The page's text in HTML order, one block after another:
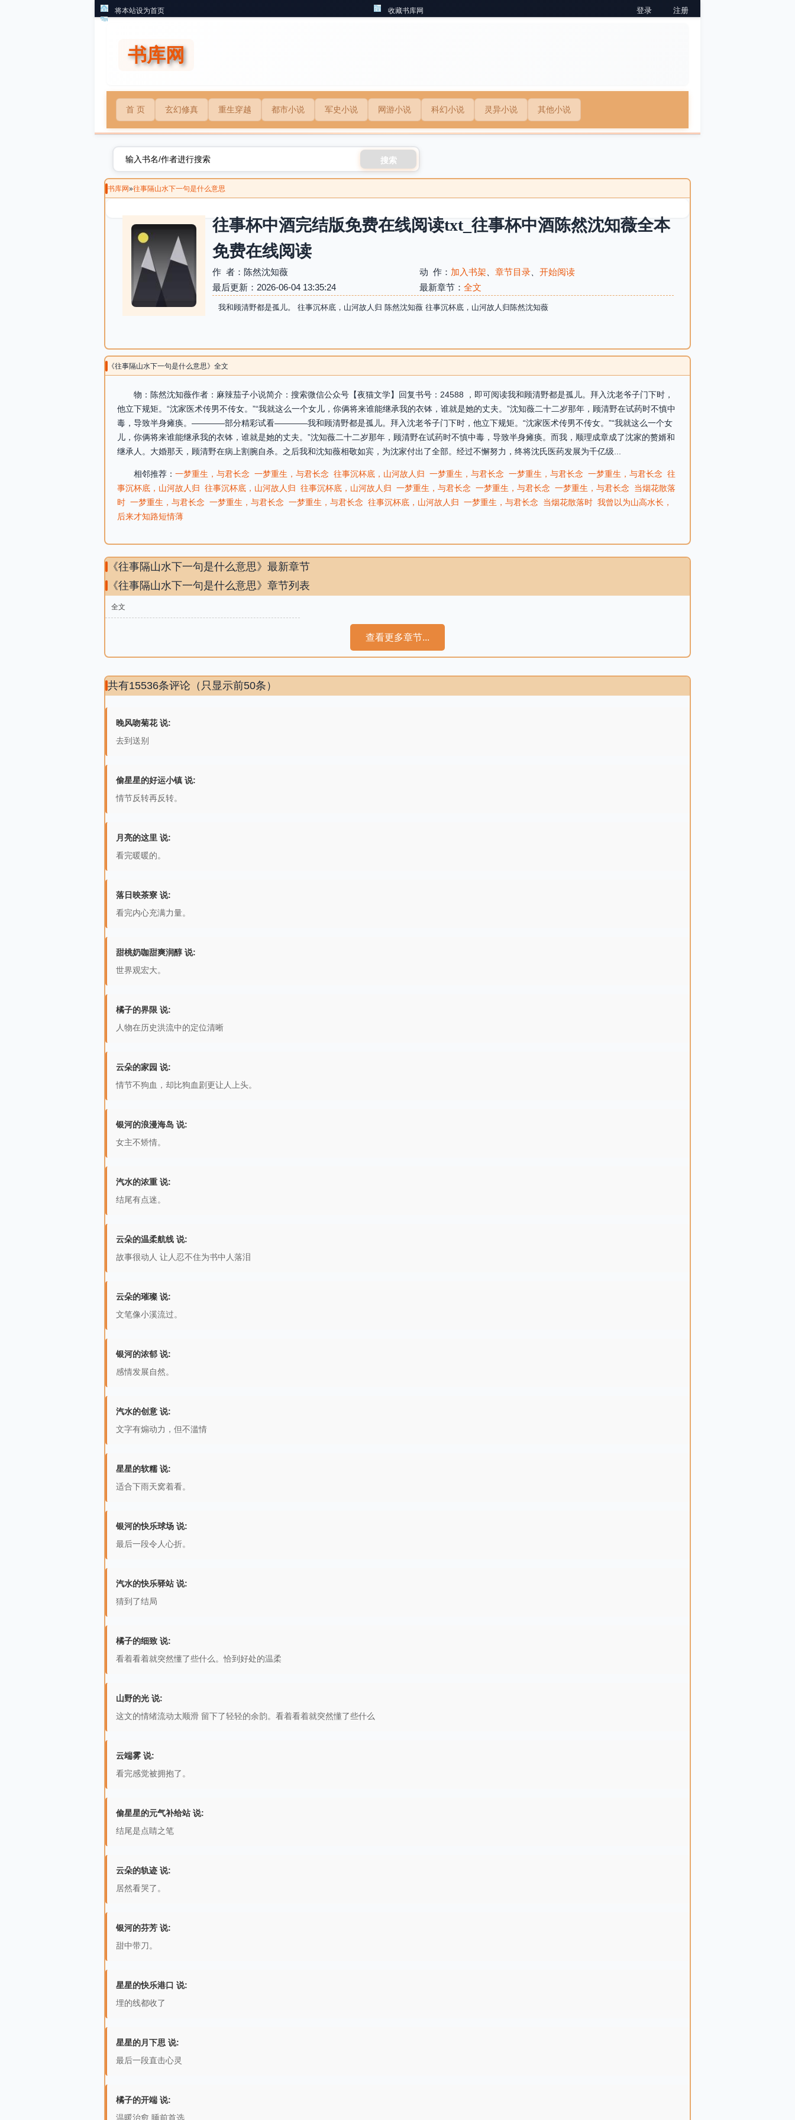
将本站设为首页 收藏书库网 登录 注册
书库网
首 页 玄幻修真 重生穿越 都市小说 军史小说 网游小说 科幻小说 灵异小说 其他小说
搜索
书库网»往事隔山水下一句是什么意思
往事杯中酒完结版免费在线阅读txt_往事杯中酒陈然沈知薇全本
免费在线阅读
作 者：陈然沈知薇 动 作： 加入书架 章节目录
开始阅读
最后更新：2026-06-04 13:35:24
最新章节： 全文
我和顾清野都是孤儿。 往事沉杯底，山河故人归 陈然沈知薇 往事沉杯底，山河故人归陈然沈知薇
《往事隔山水下一句是什么意思》全文
物：陈然沈知薇作者：麻辣茄子小说简介：搜索微信公众号【夜猫文学】回复书号：24588 ，即可阅读我和顾清野都是孤儿。拜入沈老爷子门下时，
他立下规矩。“沈家医术传男不传女。”“我就这么一个女儿，你俩将来谁能继承我的衣钵，谁就是她的丈夫。”沈知薇二十二岁那年，顾清野在试药时不慎中
毒，导致半身瘫痪。————部分精彩试看————我和顾清野都是孤儿。拜入沈老爷子门下时，他立下规矩。“沈家医术传男不传女。”“我就这么一个女
儿，你俩将来谁能继承我的衣钵，谁就是她的丈夫。”沈知薇二十二岁那年，顾清野在试药时不慎中毒，导致半身瘫痪。而我，顺理成章成了沈家的赘婿和
继承人。大婚那天，顾清野在病上割腕自杀。之后我和沈知薇相敬如宾，为沈家付出了全部。经过不懈努力，终将沈氏医药发展为千亿级...
相邻推荐： 一梦重生，与君长念 一梦重生，与君长念 往事沉杯底，山河故人归 一梦重生，与君长念 一梦重生，与君长念 一梦重生，与君长念 往
事沉杯底，山河故人归 往事沉杯底，山河故人归 往事沉杯底，山河故人归 一梦重生，与君长念 一梦重生，与君长念 一梦重生，与君长念
当烟花散落
时 一梦重生，与君长念 一梦重生，与君长念 一梦重生，与君长念 往事沉杯底，山河故人归 一梦重生，与君长念 当烟花散落时 我曾以为山高水长，
后来才知路短情薄
《往事隔山水下一句是什么意思》最新章节
《往事隔山水下一句是什么意思》章节列表
全文
查看更多章节...
共有15536条评论（只显示前50条）
晚风吻菊花 说:
去到送别
偷星星的好运小镇 说:
情节反转再反转。
月亮的这里 说:
看完暖暖的。
落日映茶寮 说:
看完内心充满力量。
甜桃奶咖甜爽润醇 说:
世界观宏大。
橘子的界限 说:
人物在历史洪流中的定位清晰
云朵的家园 说:
情节不狗血，却比狗血剧更让人上头。
银河的浪漫海岛 说:
女主不矫情。
汽水的浓重 说:
结尾有点迷。
云朵的温柔航线 说:
故事很动人 让人忍不住为书中人落泪
云朵的璀璨 说:
文笔像小溪流过。
银河的浓郁 说:
感情发展自然。
汽水的创意 说:
文字有煽动力，但不滥情
星星的软糯 说:
适合下雨天窝着看。
银河的快乐球场 说:
最后一段令人心折。
汽水的快乐驿站 说:
猜到了结局
橘子的细致 说:
看着看着就突然懂了些什么。恰到好处的温柔
山野的光 说:
这文的情绪流动太顺滑 留下了轻轻的余韵。看着看着就突然懂了些什么
云端雾 说:
看完感觉被拥抱了。
偷星星的元气补给站 说:
结尾是点睛之笔
云朵的轨迹 说:
居然看哭了。
银河的芬芳 说:
甜中带刀。
星星的快乐港口 说:
埋的线都收了
星星的月下思 说:
最后一段直击心灵
橘子的开端 说:
温暖治愈 睡前首选